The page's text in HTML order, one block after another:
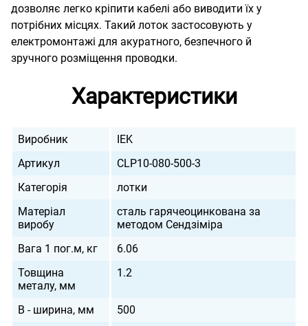
дозволяє легко кріпити кабелі або виводити їх у
потрібних місцях. Такий лоток застосовують у
електромонтажі для акуратного, безпечного й
зручного розміщення проводки.
Характеристики
Виробник
IEK
Артикул
CLP10-080-500-3
Категорія
лотки
Матеріал
виробу
сталь гарячеоцинкована за
методом Сендзіміра
Вага 1 пог.м, кг
6.06
Товщина
металу, мм
1.2
B - ширина, мм
500